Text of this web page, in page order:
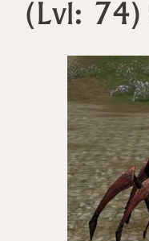
(Lvl: 74)